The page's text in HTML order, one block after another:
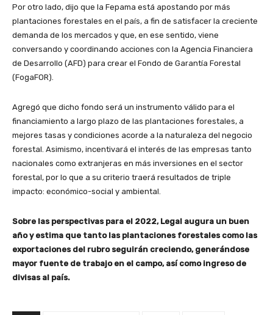
Por otro lado, dijo que la Fepama está apostando por más
plantaciones forestales en el país, a fin de satisfacer la creciente
demanda de los mercados y que, en ese sentido, viene
conversando y coordinando acciones con la Agencia Financiera
de Desarrollo (AFD) para crear el Fondo de Garantía Forestal
(FogaFOR).
Agregó que dicho fondo será un instrumento válido para el
financiamiento a largo plazo de las plantaciones forestales, a
mejores tasas y condiciones acorde a la naturaleza del negocio
forestal. Asimismo, incentivará el interés de las empresas tanto
nacionales como extranjeras en más inversiones en el sector
forestal, por lo que a su criterio traerá resultados de triple
impacto: económico-social y ambiental.
Sobre las perspectivas para el 2022, Legal augura un buen
año y estima que tanto las plantaciones forestales como las
exportaciones del rubro seguirán creciendo, generándose
mayor fuente de trabajo en el campo, así como ingreso de
divisas al país.